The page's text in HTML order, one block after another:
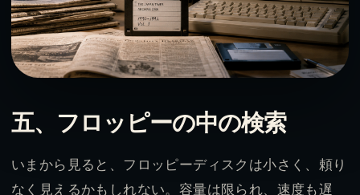
五、フロッピーの中の検索
いまから見ると、フロッピーディスクは小さく、頼り
なく見えるかもしれない。容量は限られ、速度も遅